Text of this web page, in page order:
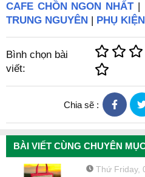
CAFE CHỒN NGON NHẤT
TRUNG NGUYÊN
PHỤ
Bình chọn bài
viết:
Chia sẽ :
BÀI VIẾT CÙNG CHUYÊN
Thứ Friday,